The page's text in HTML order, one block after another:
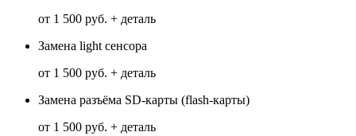
от 1 500 руб. + деталь
Замена light сенсора
от 1 500 руб. + деталь
Замена разъёма SD-карты (flash-карты)
от 1 500 руб. + деталь